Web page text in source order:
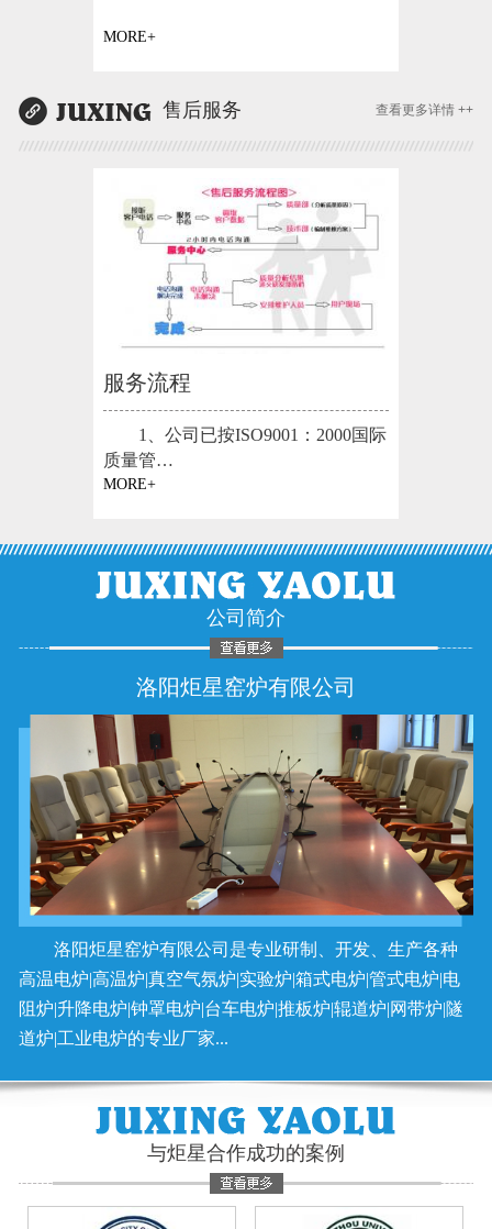
MORE+
售后服务 查看更多详情 ++
服务流程
1、公司已按ISO9001：2000国际
质量管…
MORE+
公司简介
洛阳炬星窑炉有限公司
洛阳炬星窑炉有限公司是专业研制、开发、生产各种
高温电炉|高温炉|真空气氛炉|实验炉|箱式电炉|管式电炉|电
阻炉|升降电炉|钟罩电炉|台车电炉|推板炉|辊道炉|网带炉|隧
道炉|工业电炉的专业厂家...
与炬星合作成功的案例